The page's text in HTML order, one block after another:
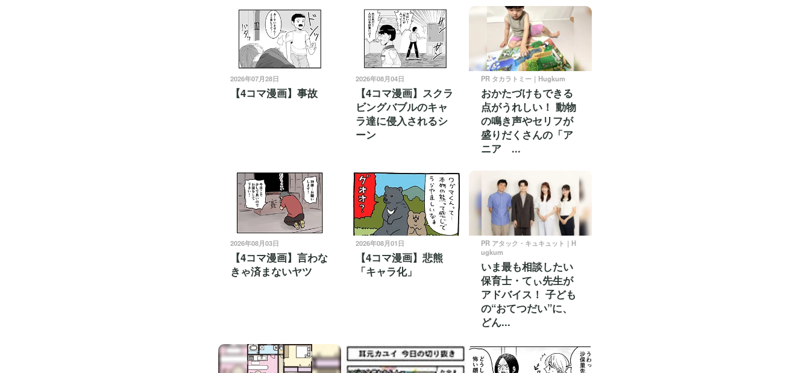
2026年07月28日
【4コマ漫画】事故
2026年08月04日
【4コマ漫画】スクラ
ビングバブルのキャ
ラ達に侵入されるシ
ーン
PR タカラトミー｜Hugkum
おかたづけもできる
点がうれしい！ 動物
の鳴き声やセリフが
盛りだくさんの「ア
ニア ...
2026年08月03日
【4コマ漫画】言わな
きゃ済まないヤツ
2026年08月01日
【4コマ漫画】悲熊
「キャラ化」
PR アタック・キュキュット｜H
ugkum
いま最も相談したい
保育士・てぃ先生が
アドバイス！ 子ども
の“おてつだい”に、
どん...